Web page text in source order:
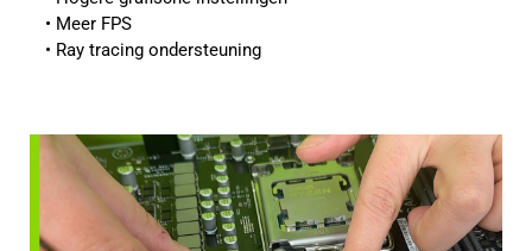
Meer FPS
Ray tracing ondersteuning